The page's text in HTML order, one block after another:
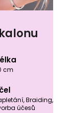
cm
Braiding,
účesů